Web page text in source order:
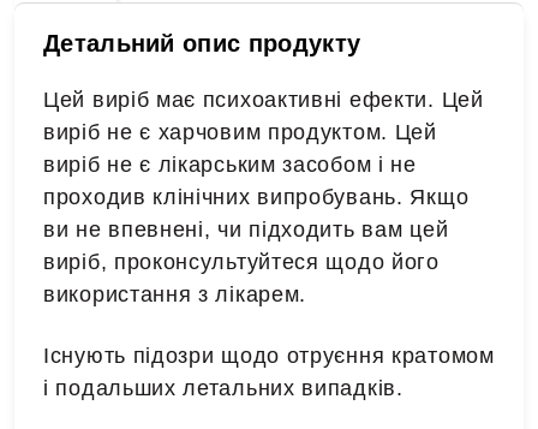
Детальний опис продукту
Цей виріб має психоактивні ефекти. Цей
виріб не є харчовим продуктом. Цей
виріб не є лікарським засобом і не
проходив клінічних випробувань. Якщо
ви не впевнені, чи підходить вам цей
виріб, проконсультуйтеся щодо його
використання з лікарем.
Існують підозри щодо отруєння кратомом
і подальших летальних випадків.